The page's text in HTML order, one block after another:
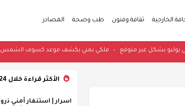
الخارجية ثقافة وفنون طب وصحة المصادر
•فلكي يمني يكشف موعد كسوف الشمس ويحدد 5
الأكثر قراءة خلال 24 ساعة
اسرار | استنفار أمني